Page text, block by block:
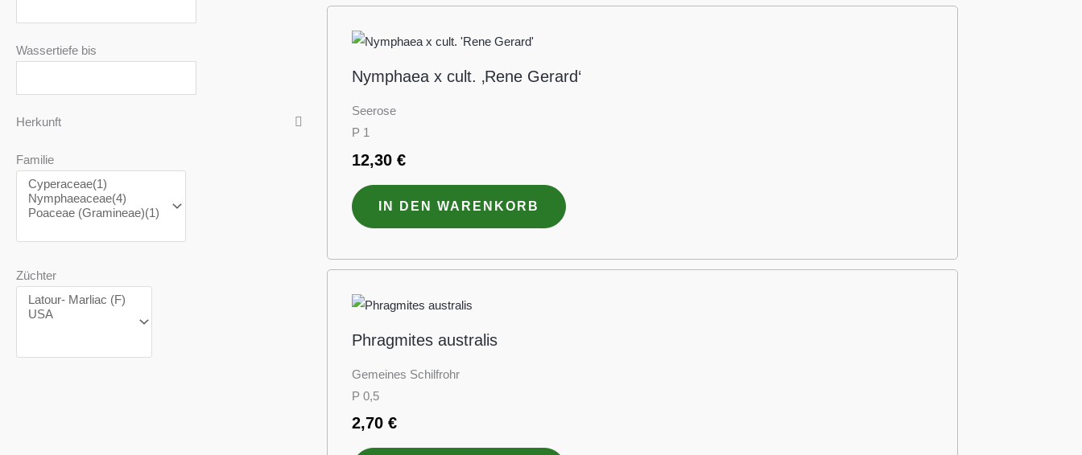
Wassertiefe bis
Herkunft
Familie
Züchter
Nymphaea x cult. ‚Rene Gerard‘
Seerose
P 1
12,30 €
IN DEN WARENKORB
Phragmites australis
Gemeines Schilfrohr
P 0,5
2,70 €